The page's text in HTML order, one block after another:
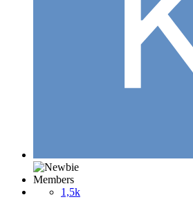
Members
1,5k